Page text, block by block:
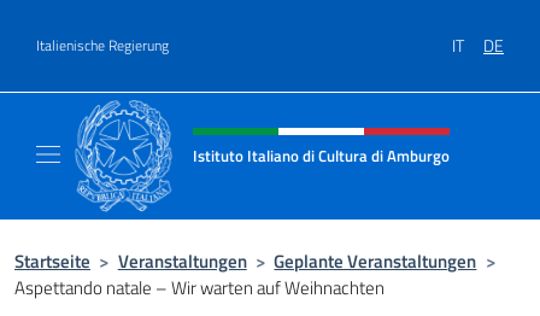
Italienische Regierung IT DE
Header-Site, Social und Menü
Istituto Italiano di Cultura di Amburgo
Startseite > Veranstaltungen > Geplante Veranstaltungen >
Aspettando natale – Wir warten auf Weihnachten